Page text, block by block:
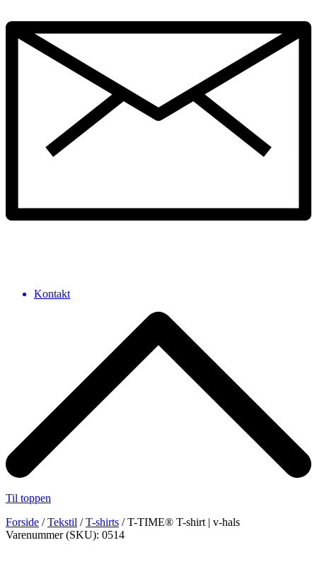
Kontakt
Til toppen
Forside /Tekstil /T-shirts / T-TIME® T-shirt | v-hals
Varenummer (SKU): 0514